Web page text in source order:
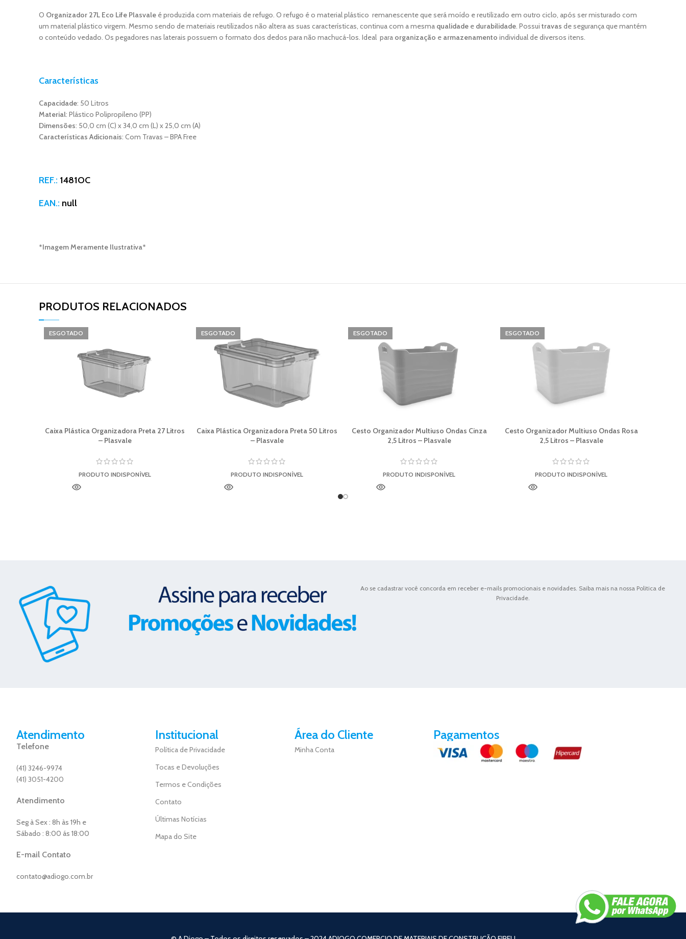
O Organizador 27L Eco Life Plasvale é produzida com materiais de refugo. O refugo é o material plástico remanescente que será moído e reutilizado em outro ciclo, após ser misturado com
um material plástico virgem. Mesmo sendo de materiais reutilizados não altera as suas características, continua com a mesma qualidade e durabilidade. Possui travas de segurança que mantém
o conteúdo vedado. Os pegadores nas laterais possuem o formato dos dedos para não machucá-los. Ideal para organização e armazenamento individual de diversos itens.
Características
Capacidade: 50 Litros
Material: Plástico Polipropileno (PP)
Dimensões: 50,0 cm (C) x 34,0 cm (L) x 25,0 cm (A)
Características Adicionais: Com Travas – BPA Free
REF.: 1481OC
EAN.: null
*Imagem Meramente Ilustrativa*
PRODUTOS RELACIONADOS​
ESGOTADO
Caixa Plástica Organizadora Preta 27 Litros
– Plasvale
PRODUTO INDISPONÍVEL
ESGOTADO
Caixa Plástica Organizadora Preta 50 Litros
– Plasvale
PRODUTO INDISPONÍVEL
ESGOTADO
Cesto Organizador Multiuso Ondas Cinza
2,5 Litros – Plasvale
PRODUTO INDISPONÍVEL
ESGOTADO
Cesto Organizador Multiuso Ondas Rosa
2,5 Litros – Plasvale
PRODUTO INDISPONÍVEL
Ao se cadastrar você concorda em receber e-mails promocionais e novidades. Saiba mais na nossa Politica de
Privacidade.
Atendimento
Telefone
(41) 3246-9974
(41) 3051-4200
Atendimento
Seg à Sex : 8h às 19h e
Sábado : 8:00 ás 18:00
E-mail Contato
contato@adiogo.com.br
Institucional
Política de Privacidade
Tocas e Devoluções
Termos e Condições
Contato
Últimas Notícias
Mapa do Site
Área do Cliente
Minha Conta
Pagamentos